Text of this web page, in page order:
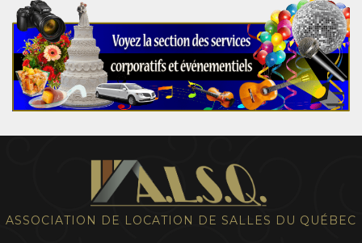
ASSOCIATION DE LOCATION DE SALLES DU QUÉBEC